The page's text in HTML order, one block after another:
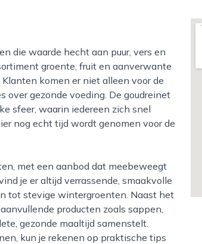
groente, fruit en aanverwante
komen er niet alleen voor de
over gezonde voeding. De goudreinet
sfeer, waarin iedereen zich snel
nog echt tijd wordt genomen voor de
je er altijd verrassende, smaakvolle
tot stevige wintergroenten. Naast het
producten zoals sappen,
gezonde maaltijd samenstelt.
kun je rekenen op praktische tips